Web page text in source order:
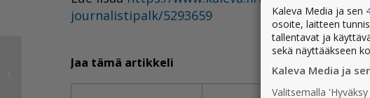
journalistipalk/5293659
Jaa tämä artikkeli
Tekoäly apuna
otsikoinnissa
Kaleva Media ja sen
osoite, laitteen
tallentavat ja
sekä näyttääkseen
Kaleva Media ja
Valitsemalla